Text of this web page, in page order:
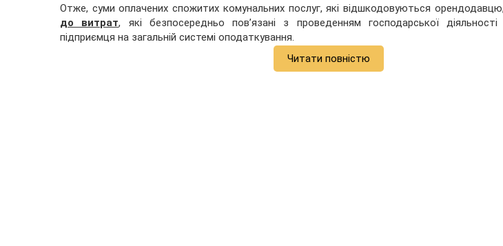
Отже, суми оплачених спожитих комунальних послуг, які відшкодовуються орендодавцю,
до витрат, які безпосередньо пов’язані з проведенням господарської
підприємця на загальній системі оподаткування.
Читати повністю